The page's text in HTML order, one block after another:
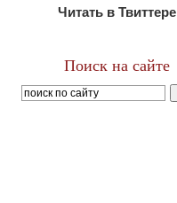
Читать в Твиттере
Поиск на сайте